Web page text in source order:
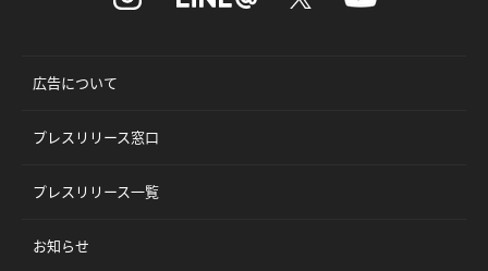
広告について
プレスリリース窓口
プレスリリース一覧
お知らせ